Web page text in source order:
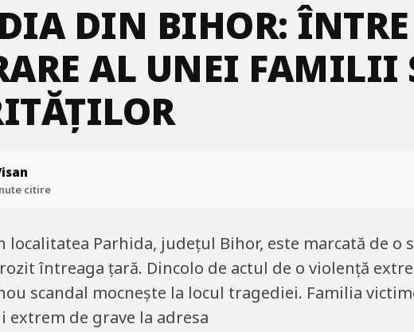
DIN BIHOR:
AL UNEI
citire
localitatea Parhida, județul Bihor, este marcată de
întreaga țară. Dincolo de actul de o violență
scandal mocnește la locul tragediei. Familia
extrem de grave la adresa